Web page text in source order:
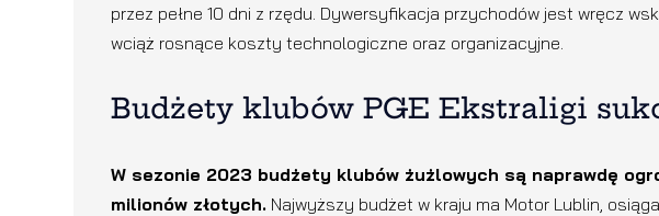
przez pełne 10 dni z rzędu. Dywersyfikacja przychodów jest wręcz
wciąż rosnące koszty technologiczne oraz organizacyjne.
Budżety klubów PGE Ekstraligi
W sezonie 2023 budżety klubów żużlowych są naprawdę
milionów złotych. Najwyższy budżet w kraju ma Motor Lublin,